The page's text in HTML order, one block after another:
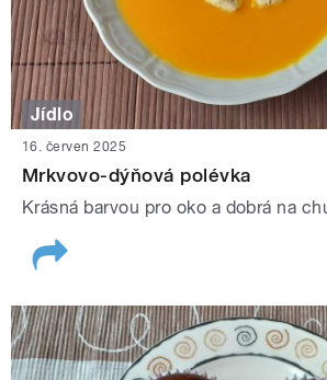
Jídlo
16. červen 2025
Mrkvovo-dýňová polévka
Krásná barvou pro oko a dobrá na